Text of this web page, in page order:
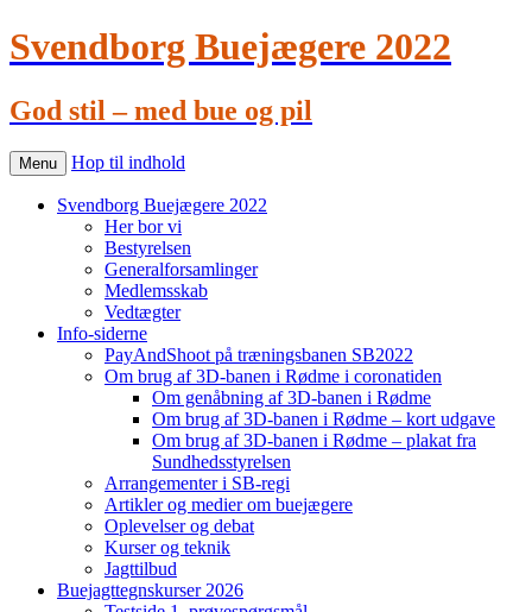
Svendborg Buejægere 2022
God stil – med bue og pil
Menu Hop til indhold
Svendborg Buejægere 2022
Her bor vi
Bestyrelsen
Generalforsamlinger
Medlemsskab
Vedtægter
Info-siderne
PayAndShoot på træningsbanen SB2022
Om brug af 3D-banen i Rødme i coronatiden
Om genåbning af 3D-banen i Rødme
Om brug af 3D-banen i Rødme – kort udgave
Om brug af 3D-banen i Rødme – plakat fra
Sundhedsstyrelsen
Arrangementer i SB-regi
Artikler og medier om buejægere
Oplevelser og debat
Kurser og teknik
Jagttilbud
Buejagttegnskurser 2026